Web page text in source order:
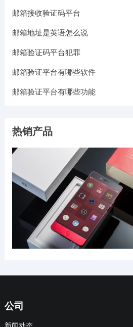
邮箱接收验证码平台
邮箱地址是英语怎么说
邮箱验证码平台犯罪
邮箱验证平台有哪些软件
邮箱验证平台有哪些功能
热销产品
公司